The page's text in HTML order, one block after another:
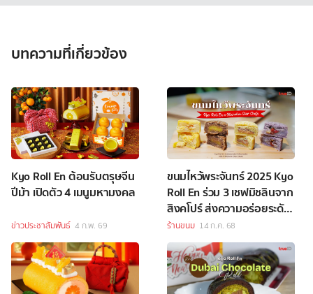
บทความที่เกี่ยวข้อง
Kyo Roll En ต้อนรับตรุษจีน
ปีม้า เปิดตัว 4 เมนูมหามงคล
ข่าวประชาสัมพันธ์ 4 ก.พ. 69
ขนมไหว้พระจันทร์ 2025 Kyo
Roll En ร่วม 3 เชฟมิชลินจาก
สิงคโปร์ ส่งความอร่อยระดับ
ตำนาน
ร้านขนม 14 ก.ค. 68